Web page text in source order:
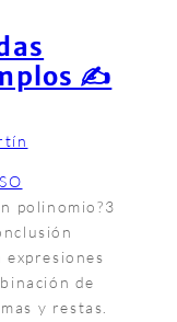
✍
polinomio?3
de
y restas.